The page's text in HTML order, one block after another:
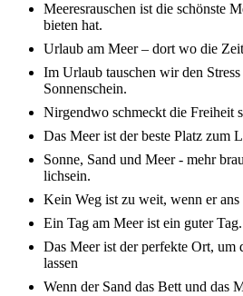
Meeres­rau­schen ist die schöns­te
bieten hat.
Urlaub am Meer – dort wo die
Im Urlaub tauschen wir den
Sonnen­schein.
Nirgend­wo schmeckt die Frei­heit
Das Meer ist der beste Platz zum
Sonne, Sand und Meer - mehr
lich­sein.
Kein Weg ist zu weit, wenn er
Ein Tag am Meer ist ein guter Tag.
Das Meer ist der perfek­te Ort, um
lassen
Wenn der Sand das Bett und das